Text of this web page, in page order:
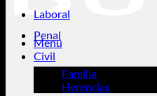
Menú
Laboral
Penal
Civil
Familia
Herencias